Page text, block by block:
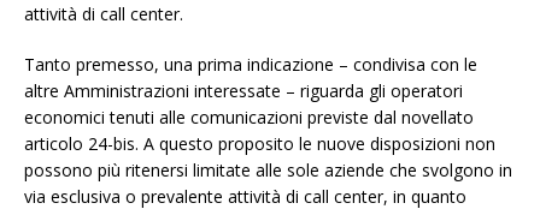
attività di call center.
Tanto premesso, una prima indicazione – condivisa con le
altre Amministrazioni interessate – riguarda gli operatori
economici tenuti alle comunicazioni previste dal novellato
articolo 24-bis. A questo proposito le nuove disposizioni non
possono più ritenersi limitate alle sole aziende che svolgono in
via esclusiva o prevalente attività di call center, in quanto